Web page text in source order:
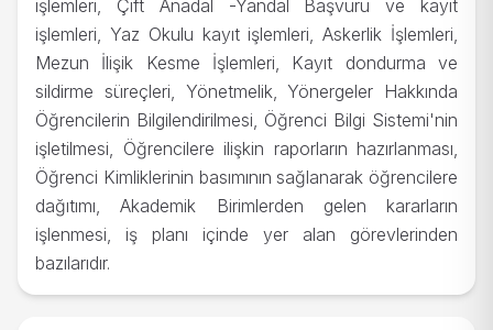
işlemleri, Çift Anadal -Yandal Başvuru ve kayıt
işlemleri, Yaz Okulu kayıt işlemleri, Askerlik İşlemleri,
Mezun İlişik Kesme İşlemleri, Kayıt dondurma ve
sildirme süreçleri, Yönetmelik, Yönergeler Hakkında
Öğrencilerin Bilgilendirilmesi, Öğrenci Bilgi Sistemi'nin
işletilmesi, Öğrencilere ilişkin raporların hazırlanması,
Öğrenci Kimliklerinin basımının sağlanarak öğrencilere
dağıtımı, Akademik Birimlerden gelen kararların
işlenmesi, iş planı içinde yer alan görevlerinden
bazılarıdır.